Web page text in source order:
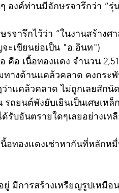
องค์ท่านมีอักษรจารึกว่า “
จารึกไว้ว่า “ในงานสร้างศ
ะเขียนย่อเป็น "อ.อินท")
คือ เนื้อทองแดง จำนวน
าแคล้วคลาด ไม่ถูกเลยสัก
ถยนต์พังยับเยินเป็นเศษเห
บอันตรายใดๆเลยอย่างเหลื
อทองแดงเช่าหากันที่หลักห
มีการสร้างเหรียญรูปเหมื